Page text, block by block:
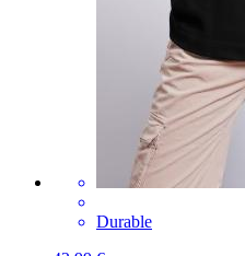
Durable